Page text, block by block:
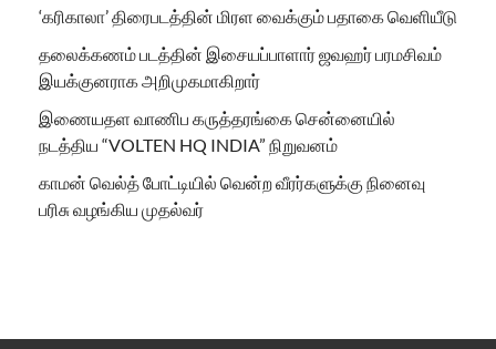
‘கரிகாலா’ திரைபடத்தின் மிரள வைக்கும் பதாகை வெளியீடு
தலைக்கணம் படத்தின் இசையப்பாளார் ஜவஹர் பரமசிவம்
இயக்குனராக அறிமுகமாகிறார்
இணையதள வாணிப கருத்தரங்கை சென்னையில்
நடத்திய “VOLTEN HQ INDIA” நிறுவனம்
காமன் வெல்த் போட்டியில் வென்ற வீரர்களுக்கு நினைவு
பரிசு வழங்கிய முதல்வர்